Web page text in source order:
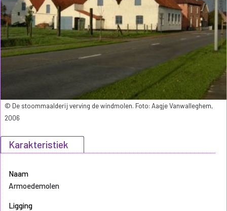
Karakteristiek
Naam
Armoedemolen
Ligging
© De stoommaalderij verving de windmolen. Foto: Aagje Vanwalleghem,
2006